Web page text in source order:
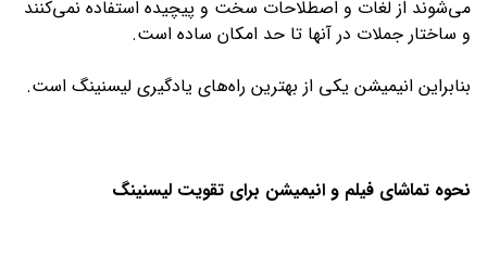
می‌شوند از لغات و اصطلاحات سخت و پیچیده استفاده نمی‌کنند
و ساختار جملات در آن­ها تا حد امکان ساده است.
بنابراین انیمیشن یکی از بهترین راه‌های یادگیری لیسنینگ است.
نحوه تماشای فیلم و انیمیشن برای تقویت لیسنینگ